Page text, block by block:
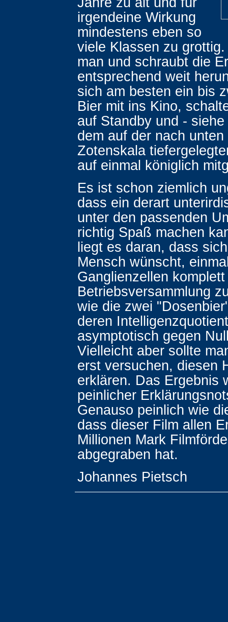
irgendeine Wirkung
mindestens eben so
viele Klassen zu
man und schraubt die
entsprechend weit
sich am besten ein bis
Bier mit ins Kino,
auf Standby und -
dem auf der nach
Zotenskala
auf einmal königlich
Es ist schon ziemlich
dass ein derart
unter den passenden
richtig Spaß machen
liegt es daran, dass
Mensch wünscht,
Ganglienzellen
Betriebsversammlung
wie die zwei
deren
asymptotisch gegen
Vielleicht aber sollte
erst versuchen, diesen
erklären. Das Ergebnis
peinlicher
Genauso peinlich wie
dass dieser Film allen
Millionen Mark
abgegraben hat.
Johannes Pietsch